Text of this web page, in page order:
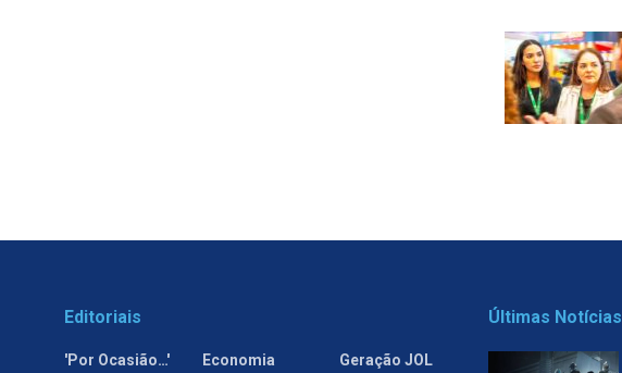
Editoriais
'Por Ocasião…'
Economia
Geração JOL
Últimas Notícias